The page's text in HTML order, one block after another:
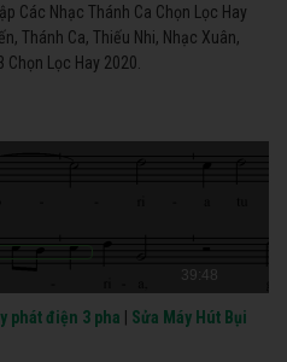
Các Nhạc Thánh Ca Chọn Lọc Hay
Thánh Ca, Thiếu Nhi, Nhạc Xuân,
Chọn Lọc Hay 2020.
39:48
phát điện 3 pha
Sửa Máy Hút Bụi